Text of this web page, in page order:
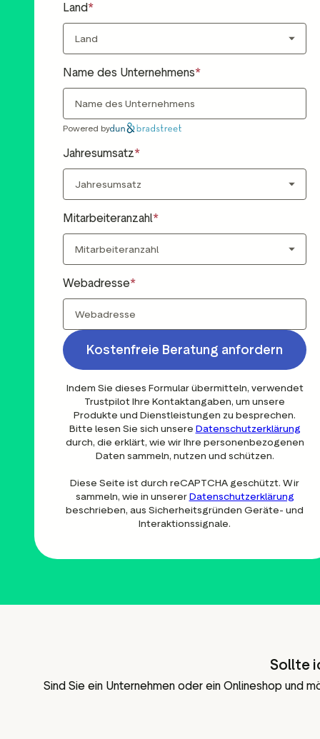
Land
Name des Unternehmens
Powered by
Jahresumsatz
Mitarbeiteranzahl
Webadresse
Kostenfreie Beratung anfordern
Indem Sie dieses Formular übermitteln, verwendet
Trustpilot Ihre Kontaktangaben, um unsere
Produkte und Dienstleistungen zu besprechen.
Bitte lesen Sie sich unsere Datenschutzerklärung
durch, die erklärt, wie wir Ihre personenbezogenen
Daten sammeln, nutzen und schützen.
Diese Seite ist durch reCAPTCHA geschützt. Wir
sammeln, wie in unsererDatenschutzerklärung
beschrieben, aus Sicherheitsgründen Geräte- und
Interaktionssignale.
Sollte
Sind Sie ein Unternehmen oder ein Onlineshop und